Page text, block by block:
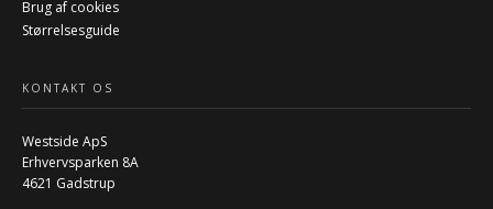
Brug af cookies
Størrelsesguide
KONTAKT OS
Westside ApS
Erhvervsparken 8A
4621 Gadstrup